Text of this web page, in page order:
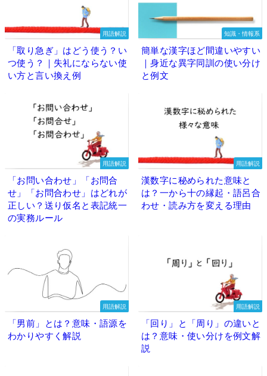
用語解説
「取り急ぎ」はどう使う？い
つ使う？｜失礼にならない使
い方と言い換え例
知識・情報系
簡単な漢字ほど間違いやすい
｜身近な異字同訓の使い分け
と例文
用語解説
「お問い合わせ」「お問合
せ」「お問合わせ」はどれが
正しい？送り仮名と表記統一
の実務ルール
用語解説
漢数字に秘められた意味と
は？一から十の縁起・語呂合
わせ・読み方を変える理由
用語解説
「男前」とは？意味・語源を
わかりやすく解説
用語解説
「回り」と「周り」の違いと
は？意味・使い分けを例文解
説